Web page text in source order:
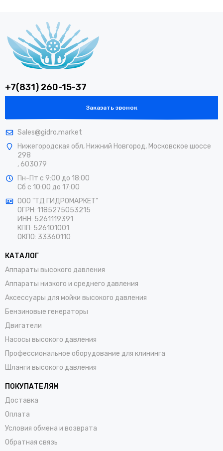
+7(831) 260-15-37
Заказать звонок
Sales@gidro.market
Нижегородская обл, Нижний Новгород, Московское шоссе
298
, 603079
Пн-Пт с 9:00 до 18:00
Сб с 10:00 до 17:00
ООО "ТД ГИДРОМАРКЕТ"
ОГРН: 1185275053215
ИНН: 5261119391
КПП: 526101001
ОКПО: 33360110
КАТАЛОГ
Аппараты высокого давления
Аппараты низкого и среднего давления
Аксессуары для мойки высокого давления
Бензиновые генераторы
Двигатели
Насосы высокого давления
Профессиональное оборудование для клининга
Шланги высокого давления
ПОКУПАТЕЛЯМ
Доставка
Оплата
Условия обмена и возврата
Обратная связь